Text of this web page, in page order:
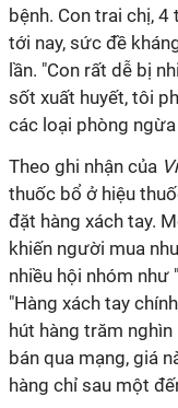
bệnh. Con trai chị,
tới nay, sức đề
lần. "Con rất dễ bị
sốt xuất huyết, tôi
các loại phòng ngừa
Theo ghi nhận của
thuốc bổ ở hiệu
đặt hàng xách tay.
khiến người mua
nhiều hội nhóm như
"Hàng xách tay
hút hàng trăm
bán qua mạng, giá
hàng chỉ sau một